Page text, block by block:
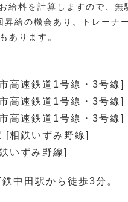
給料を計算しますので、無
昇給の機会あり。トレーナ
あります。
高速鉄道1号線・3号線]
高速鉄道1号線・3号線]
高速鉄道1号線・3号線]
[相鉄いずみ野線]
いずみ野線]
中田駅から徒歩3分。